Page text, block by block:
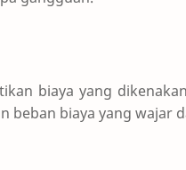
biaya yang
beban biaya yang wajar